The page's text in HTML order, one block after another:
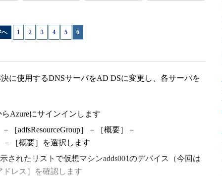
Test & Tools
へ 1 2 3 4 5 6
に使用するDNSサーバをAD DSに変更し、各サーバを
Azureにサインインします
［adfsResourceGroup］－［概要］－
－［概要］を選択します
されたリストで仮想マシンadds001のデバイス（今回は
ドレス］を確認します